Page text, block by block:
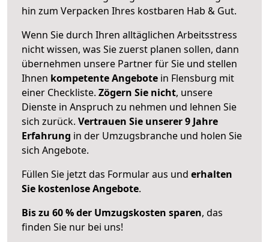
hin zum Verpacken Ihres kostbaren Hab & Gut.
Wenn Sie durch Ihren alltäglichen Arbeitsstress
nicht wissen, was Sie zuerst planen sollen, dann
übernehmen unsere Partner für Sie und stellen
Ihnen kompetente Angebote in Flensburg mit
einer Checkliste. Zögern Sie nicht, unsere
Dienste in Anspruch zu nehmen und lehnen Sie
sich zurück. Vertrauen Sie unserer 9 Jahre
Erfahrung in der Umzugsbranche und holen Sie
sich Angebote.
Füllen Sie jetzt das Formular aus und erhalten
Sie kostenlose Angebote.
Bis zu 60 % der Umzugskosten sparen, das
finden Sie nur bei uns!